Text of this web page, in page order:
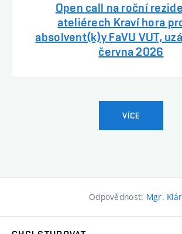
Open call na roční
ateliérech Kraví hora
absolvent(k)y FaVU VUT,
června 2026
VÍCE
Odpovědnost: Mgr.